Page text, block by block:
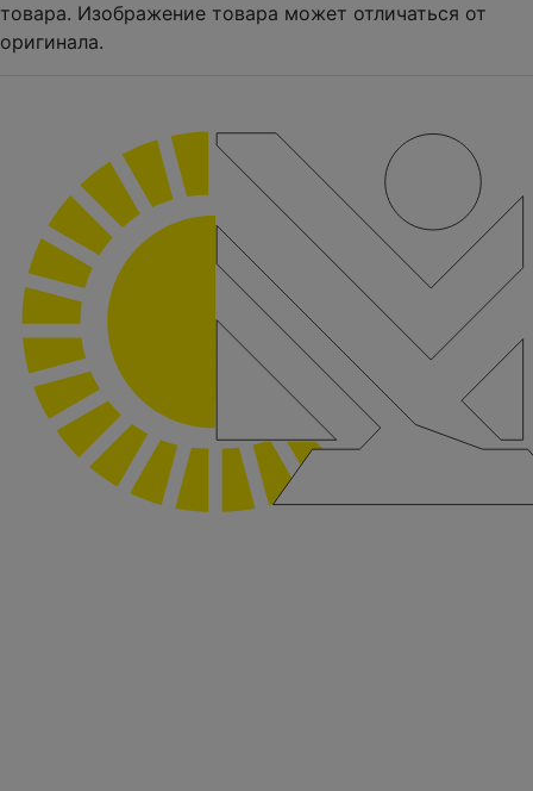
товара. Изображение товара может отличаться от
оригинала.